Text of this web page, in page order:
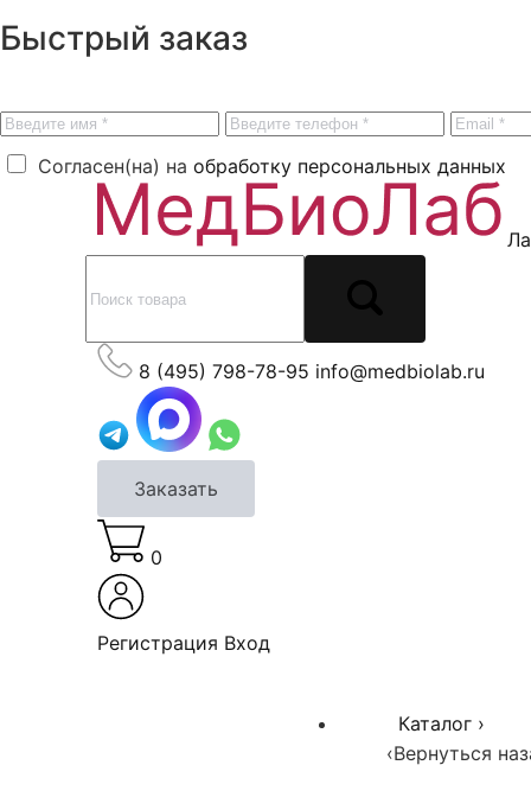
Быстрый заказ
Согласен(на) на обработку персональных данных
8 (495) 798-78-95 info@medbiolab.ru
Заказать
0
Регистрация Вход
Каталог ›
‹Вернуться